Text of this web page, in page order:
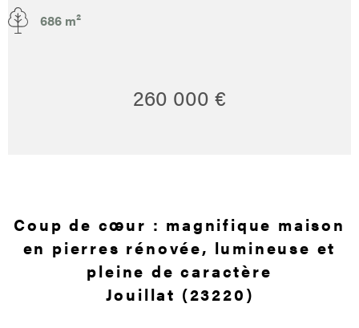
686 m²
260 000 €
Coup de cœur : magnifique maison
en pierres rénovée, lumineuse et
pleine de caractère
Jouillat (23220)